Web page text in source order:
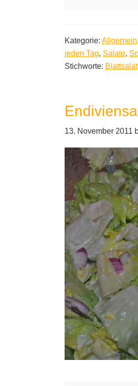
Kategorie: Allgemein,
jeden Tag, Salate,
Stichworte: Blattsalat
13. November 2011